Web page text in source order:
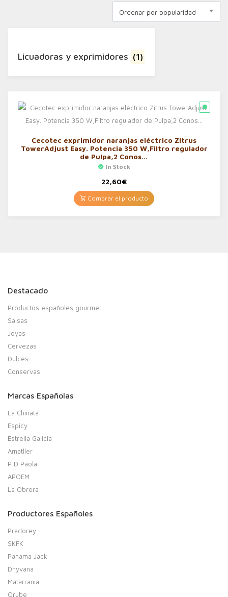
Ordenar por popularidad
Licuadoras y exprimidores (1)
Cecotec exprimidor naranjas eléctrico Zitrus
TowerAdjust Easy. Potencia 350 W,Filtro regulador
de Pulpa,2 Conos…
In Stock
22,60€
Comprar el producto
Destacado
Productos españoles gourmet
Salsas
Joyas
Cervezas
Dulces
Conservas
Marcas Españolas
La Chinata
Espicy
Estrella Galicia
Amatller
P D Paola
APOEM
La Obrera
Productores Españoles
Pradorey
SKFK
Panama Jack
Dhyvana
Matarrania
Orube